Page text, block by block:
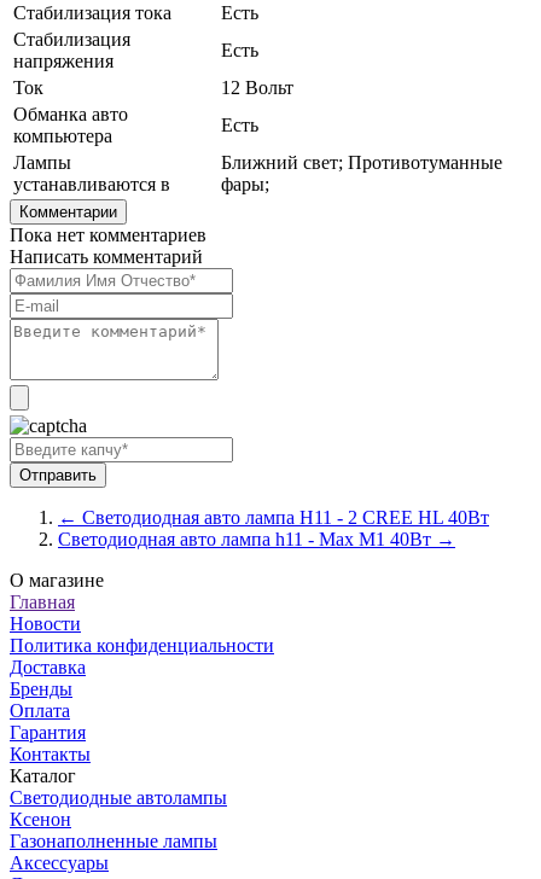
Стабилизация тока
Есть
Стабилизация
напряжения
Есть
Ток
12 Вольт
Обманка авто
компьютера
Есть
Лампы
устанавливаются в
Ближний свет; Противотуманные
фары;
Комментарии
Пока нет комментариев
Написать комментарий
← Светодиодная авто лампа H11 - 2 CREE HL 40Вт
Светодиодная авто лампа h11 - Max M1 40Вт →
О магазине
Главная
Новости
Политика конфиденциальности
Доставка
Бренды
Оплата
Гарантия
Контакты
Каталог
Светодиодные автолампы
Ксенон
Газонаполненные лампы
Аксессуары